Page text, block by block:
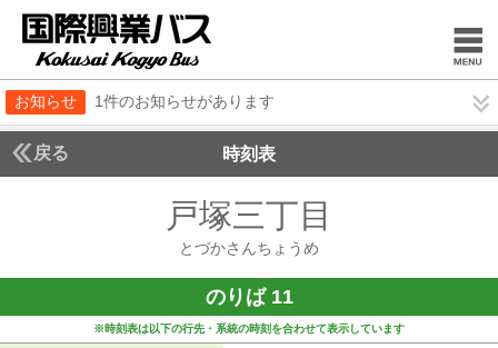
お知らせ 1件のお知らせがあります
戻る 時刻表
戸塚三丁目
とづかさんちょうめ
のりば 11
※時刻表は以下の行先・系統の時刻を合わせて表示しています